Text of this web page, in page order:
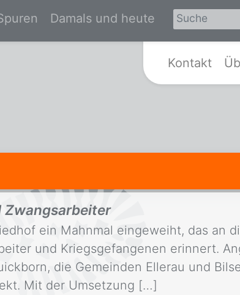
von Spurensuche Kreis
Damals und heute
Kontakt
Zwangsarbeiter
ein Mahnmal eingeweiht, das an
und Kriegsgefangenen erinnert.
die Gemeinden Ellerau und
Mit der Umsetzung […]